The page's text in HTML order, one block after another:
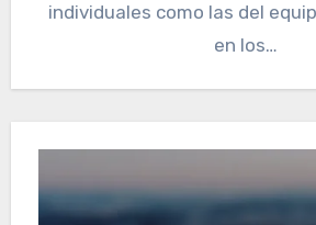
individuales como las del
en los…